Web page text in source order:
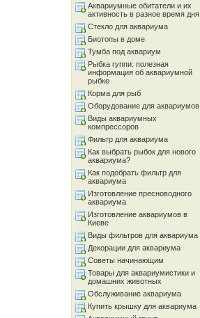
Аквариумные обитатели и их
активность в разное время дня
Стекло для аквариума
Биотопы в доме
Тумба под аквариум
Рыбка гуппи: полезная
информация об аквариумной
рыбке
Корма для рыб
Оборудование для аквариумов
Виды аквариумных
компрессоров
Фильтр для аквариума
Как выбрать рыбок для нового
аквариума?
Как подобрать фильтр для
аквариума
Изготовление пресноводного
аквариума
Изготовление аквариумов в
Киеве
Виды фильтров для аквариума
Декорации для аквариума
Советы начинающим
Товары для аквариумистики и
домашних животных
Обслуживание аквариума
Купить крышку для аквариума